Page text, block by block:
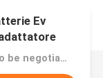
Ev
Prezzo：To be negotiated